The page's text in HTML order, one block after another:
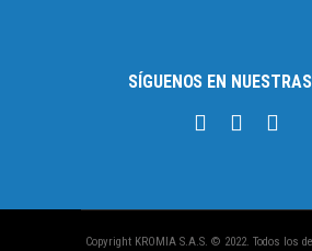
SÍGUENOS EN
Copyright KROMIA S.A.S. © 2022. Todos los